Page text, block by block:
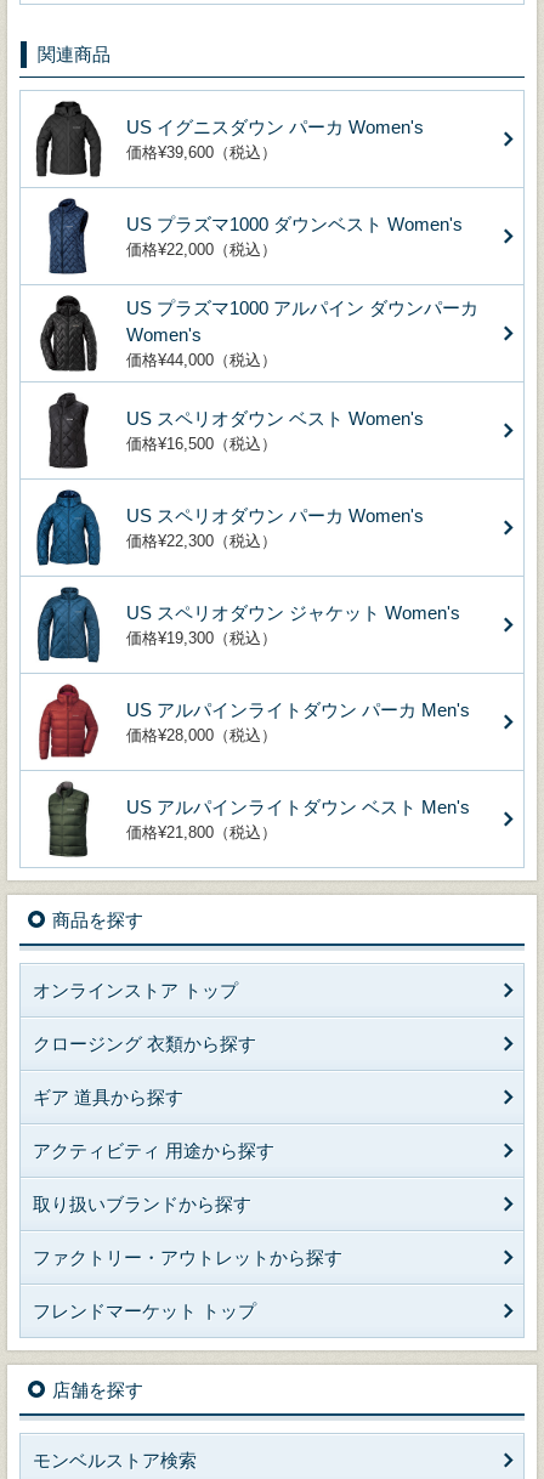
関連商品
US イグニスダウン パーカ Women's
価格¥39,600（税込）
US プラズマ1000 ダウンベスト Women's
価格¥22,000（税込）
US プラズマ1000 アルパイン ダウンパーカ
Women's
価格¥44,000（税込）
US スペリオダウン ベスト Women's
価格¥16,500（税込）
US スペリオダウン パーカ Women's
価格¥22,300（税込）
US スペリオダウン ジャケット Women's
価格¥19,300（税込）
US アルパインライトダウン パーカ Men's
価格¥28,000（税込）
US アルパインライトダウン ベスト Men's
価格¥21,800（税込）
商品を探す
オンラインストア トップ
クロージング 衣類から探す
ギア 道具から探す
アクティビティ 用途から探す
取り扱いブランドから探す
ファクトリー・アウトレットから探す
フレンドマーケット トップ
店舗を探す
モンベルストア検索